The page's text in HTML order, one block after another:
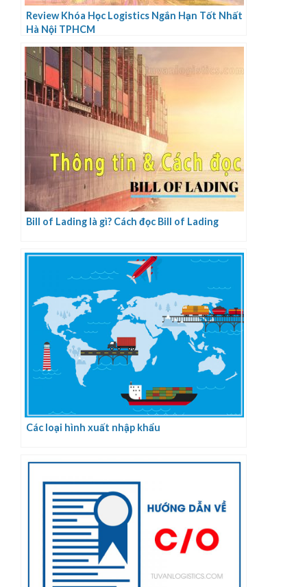
Review Khóa Học Logistics Ngắn Hạn Tốt Nhất
Hà Nội TPHCM
Bill of Lading là gì? Cách đọc Bill of Lading
Các loại hình xuất nhập khẩu